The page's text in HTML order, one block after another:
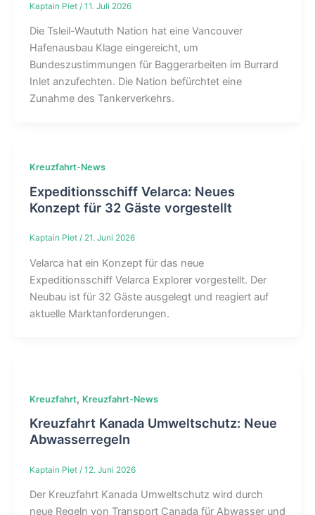
Kaptain Piet / 11. Juli 2026
Die Tsleil-Waututh Nation hat eine Vancouver
Hafenausbau Klage eingereicht, um
Bundeszustimmungen für Baggerarbeiten im Burrard
Inlet anzufechten. Die Nation befürchtet eine
Zunahme des Tankerverkehrs.
Kreuzfahrt-News
Expeditionsschiff Velarca: Neues
Konzept für 32 Gäste vorgestellt
Kaptain Piet / 21. Juni 2026
Velarca hat ein Konzept für das neue
Expeditionsschiff Velarca Explorer vorgestellt. Der
Neubau ist für 32 Gäste ausgelegt und reagiert auf
aktuelle Marktanforderungen.
Kreuzfahrt, Kreuzfahrt-News
Kreuzfahrt Kanada Umweltschutz: Neue
Abwasserregeln
Kaptain Piet / 12. Juni 2026
Der Kreuzfahrt Kanada Umweltschutz wird durch
neue Regeln von Transport Canada für Abwasser und